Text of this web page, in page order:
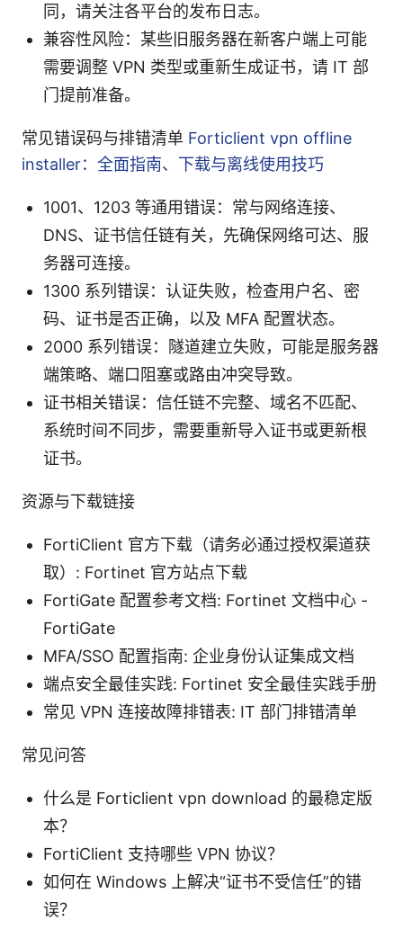
同，请关注各平台的发布日志。
兼容性风险：某些旧服务器在新客户端上可能
需要调整 VPN 类型或重新生成证书，请 IT 部
门提前准备。
常见错误码与排错清单 Forticlient vpn offline
installer：全面指南、下载与离线使用技巧
1001、1203 等通用错误：常与网络连接、
DNS、证书信任链有关，先确保网络可达、服
务器可连接。
1300 系列错误：认证失败，检查用户名、密
码、证书是否正确，以及 MFA 配置状态。
2000 系列错误：隧道建立失败，可能是服务器
端策略、端口阻塞或路由冲突导致。
证书相关错误：信任链不完整、域名不匹配、
系统时间不同步，需要重新导入证书或更新根
证书。
资源与下载链接
FortiClient 官方下载（请务必通过授权渠道获
取）: Fortinet 官方站点下载
FortiGate 配置参考文档: Fortinet 文档中心 -
FortiGate
MFA/SSO 配置指南: 企业身份认证集成文档
端点安全最佳实践: Fortinet 安全最佳实践手册
常见 VPN 连接故障排错表: IT 部门排错清单
常见问答
什么是 Forticlient vpn download 的最稳定版
本？
FortiClient 支持哪些 VPN 协议？
如何在 Windows 上解决“证书不受信任”的错
误？